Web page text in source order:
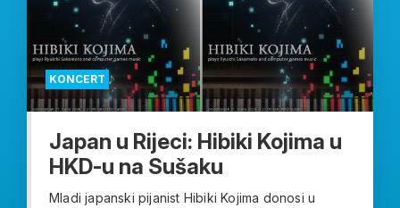
KONCERT
Japan u Rijeci: Hibiki Kojima u
HKD-u na Sušaku
Mladi japanski pijanist Hibiki Kojima donosi u